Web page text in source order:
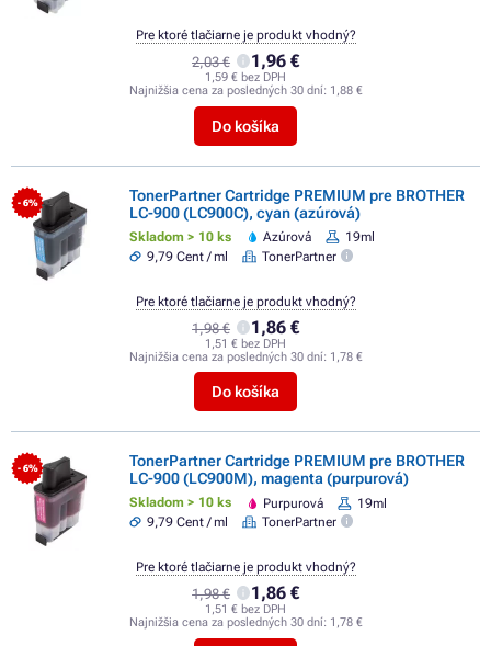
2,03 € 1,96 €
1,59 € bez DPH
Najnižšia cena za posledných 30 dní: 1,88 €
Do košíka
Pre ktoré tlačiarne je produkt vhodný?
- 6%
TonerPartner Cartridge PREMIUM pre BROTHER
LC-900 (LC900C), cyan (azúrová)
Skladom > 10 ks Azúrová
19ml
9,79 Cent / ml
TonerPartner
1,98 € 1,86 €
1,51 € bez DPH
Najnižšia cena za posledných 30 dní: 1,78 €
Do košíka
Pre ktoré tlačiarne je produkt vhodný?
- 6%
TonerPartner Cartridge PREMIUM pre BROTHER
LC-900 (LC900M), magenta (purpurová)
Skladom > 10 ks Purpurová
19ml
9,79 Cent / ml
TonerPartner
1,98 € 1,86 €
1,51 € bez DPH
Najnižšia cena za posledných 30 dní: 1,78 €
Pre ktoré tlačiarne je produkt vhodný?